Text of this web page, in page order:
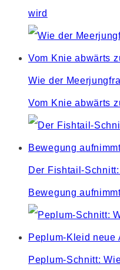
wird
Wie der
Vom Knie abwärts
Der Fishtail-
Bewegung
Peplum-Schnitt: